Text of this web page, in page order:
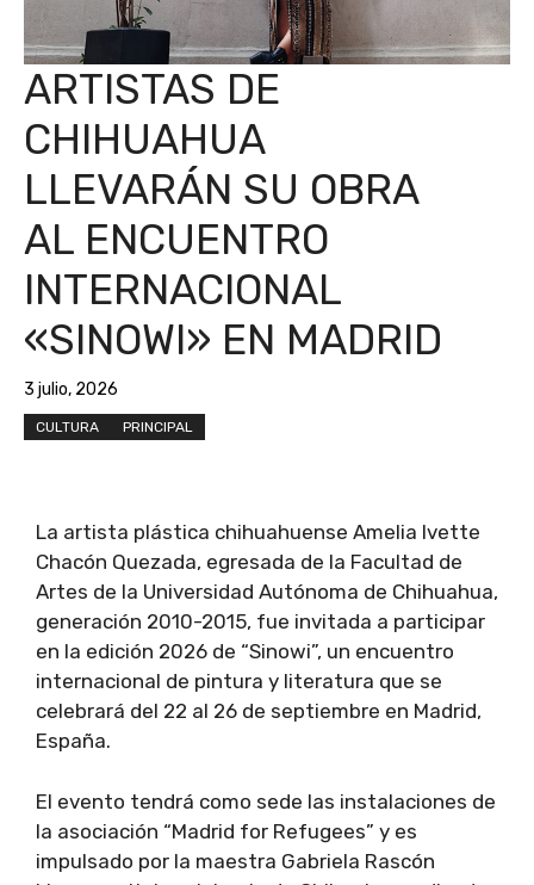
ARTISTAS DE
CHIHUAHUA
LLEVARÁN SU OBRA
AL ENCUENTRO
INTERNACIONAL
«SINOWI» EN MADRID
3 julio, 2026
CULTURA PRINCIPAL
La artista plástica chihuahuense Amelia Ivette
Chacón Quezada, egresada de la Facultad de
Artes de la Universidad Autónoma de Chihuahua,
generación 2010-2015, fue invitada a participar
en la edición 2026 de “Sinowi”, un encuentro
internacional de pintura y literatura que se
celebrará del 22 al 26 de septiembre en Madrid,
España.
El evento tendrá como sede las instalaciones de
la asociación “Madrid for Refugees” y es
impulsado por la maestra Gabriela Rascón